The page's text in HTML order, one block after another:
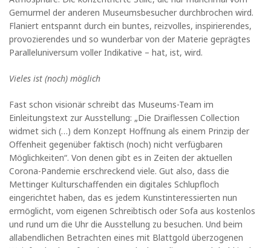
Gemurmel der anderen Museumsbesucher durchbrochen wird.
Flaniert entspannt durch ein buntes, reizvolles, inspirierendes,
provozierendes und so wunderbar von der Materie geprägtes
Paralleluniversum voller Indikative – hat, ist, wird.
Vieles ist (noch) möglich
Fast schon visionär schreibt das Museums-Team im
Einleitungstext zur Ausstellung: „Die Draiflessen Collection
widmet sich (…) dem Konzept Hoffnung als einem Prinzip der
Offenheit gegenüber faktisch (noch) nicht verfügbaren
Möglichkeiten“. Von denen gibt es in Zeiten der aktuellen
Corona-Pandemie erschreckend viele. Gut also, dass die
Mettinger Kulturschaffenden ein digitales Schlupfloch
eingerichtet haben, das es jedem Kunstinteressierten nun
ermöglicht, vom eigenen Schreibtisch oder Sofa aus kostenlos
und rund um die Uhr die Ausstellung zu besuchen. Und beim
allabendlichen Betrachten eines mit Blattgold überzogenen